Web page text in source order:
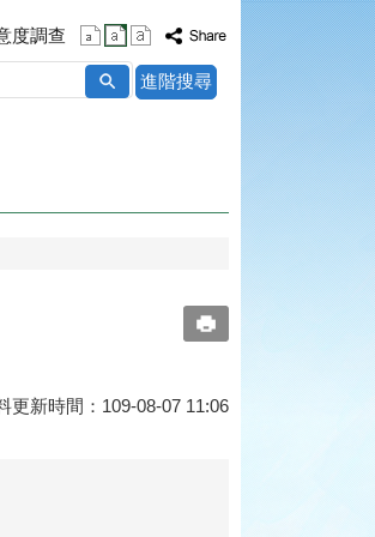
度調查
搜
尋
進階搜尋
更新時間：109-08-07 11:06